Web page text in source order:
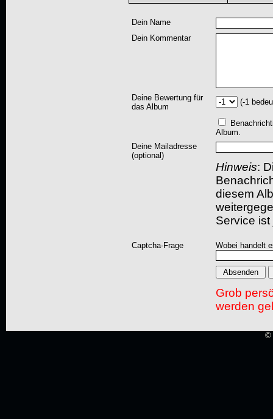
Dein Name
Dein Kommentar
Deine Bewertung für
das Album
(-1
Album.
Deine Mailadresse
(optional)
Hinweis:
diesem
Service
Captcha-Frage Wobei handelt
Grob
werden
©